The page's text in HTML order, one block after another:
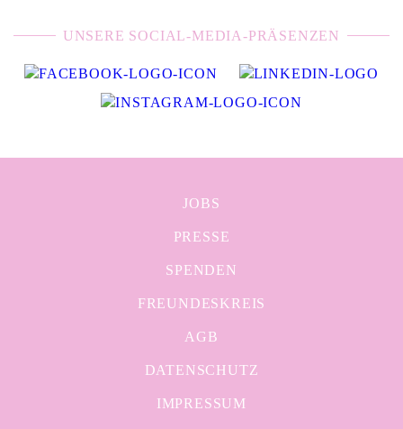
UNSERE SOCIAL-MEDIA-PRÄSENZEN
JOBS
PRESSE
SPENDEN
FREUNDESKREIS
AGB
DATENSCHUTZ
IMPRESSUM